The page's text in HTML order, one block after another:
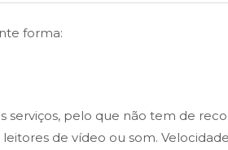
forma:
pelo que não tem de
de vídeo ou som.